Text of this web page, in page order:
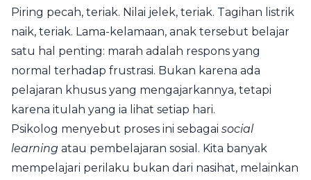
Piring pecah, teriak. Nilai jelek, teriak. Tagihan listrik
naik, teriak. Lama-kelamaan, anak tersebut belajar
satu hal penting: marah adalah respons yang
normal terhadap frustrasi. Bukan karena ada
pelajaran khusus yang mengajarkannya, tetapi
karena itulah yang ia lihat setiap hari.
Psikolog menyebut proses ini sebagai social
learning atau pembelajaran sosial. Kita banyak
mempelajari perilaku bukan dari nasihat, melainkan